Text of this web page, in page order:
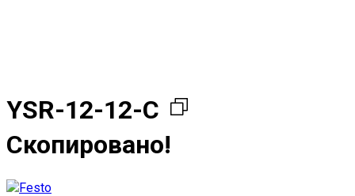
YSR-12-12-C
Скопировано!